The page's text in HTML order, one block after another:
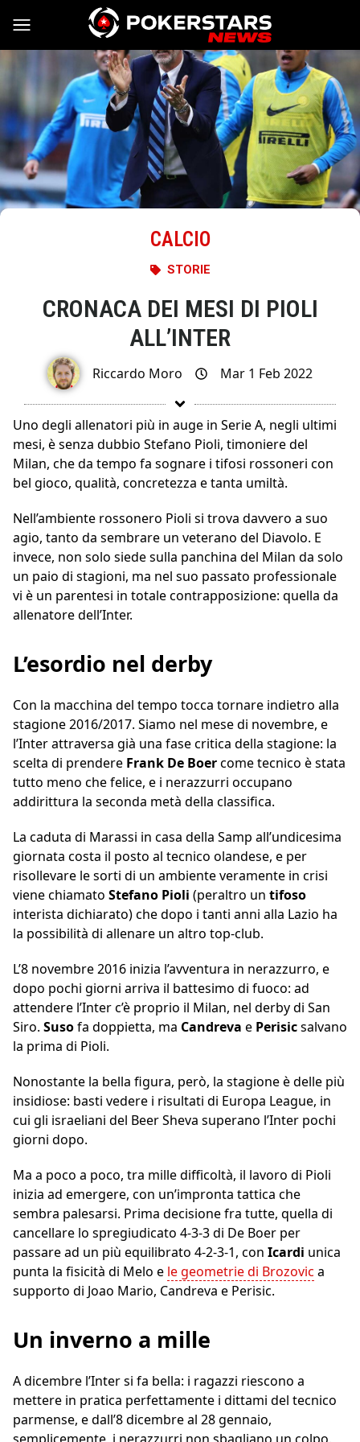
Vai al contenuto
CALCIO
STORIE
CRONACA DEI MESI DI PIOLI
ALL’INTER
Riccardo Moro Mar 1 Feb 2022
Uno degli allenatori più in auge in Serie A, negli ultimi
mesi, è senza dubbio Stefano Pioli, timoniere del
Milan, che da tempo fa sognare i tifosi rossoneri con
bel gioco, qualità, concretezza e tanta umiltà.
Nell’ambiente rossonero Pioli si trova davvero a suo
agio, tanto da sembrare un veterano del Diavolo. E
invece, non solo siede sulla panchina del Milan da solo
un paio di stagioni, ma nel suo passato professionale
vi è un parentesi in totale contrapposizione: quella da
allenatore dell’Inter.
L’esordio nel derby
Con la macchina del tempo tocca tornare indietro alla
stagione 2016/2017. Siamo nel mese di novembre, e
l’Inter attraversa già una fase critica della stagione: la
scelta di prendere Frank De Boercome tecnico è stata
tutto meno che felice, e i nerazzurri occupano
addirittura la seconda metà della classifica.
La caduta di Marassi in casa della Samp all’undicesima
giornata costa il posto al tecnico olandese, e per
risollevare le sorti di un ambiente veramente in crisi
viene chiamato Stefano Pioli (peraltro un tifoso
interista dichiarato) che dopo i tanti anni alla Lazio ha
la possibilità di allenare un altro top-club.
L’8 novembre 2016 inizia l’avventura in nerazzurro, e
dopo pochi giorni arriva il battesimo di fuoco: ad
attendere l’Inter c’è proprio il Milan, nel derby di San
Siro. Susofa doppietta, ma Candreva e Perisicsalvano
la prima di Pioli.
Nonostante la bella figura, però, la stagione è delle più
insidiose: basti vedere i risultati di Europa League, in
cui gli israeliani del Beer Sheva superano l’Inter pochi
giorni dopo.
Ma a poco a poco, tra mille difficoltà, il lavoro di Pioli
inizia ad emergere, con un’impronta tattica che
sembra palesarsi. Prima decisione fra tutte, quella di
cancellare lo spregiudicato 4-3-3 di De Boer per
passare ad un più equilibrato 4-2-3-1, con Icardi unica
punta la fisicità di Melo e le geometrie di Brozovic a
supporto di Joao Mario, Candreva e Perisic.
Un inverno a mille
A dicembre l’Inter si fa bella: i ragazzi riescono a
mettere in pratica perfettamente i dittami del tecnico
parmense, e dall’8 dicembre al 28 gennaio,